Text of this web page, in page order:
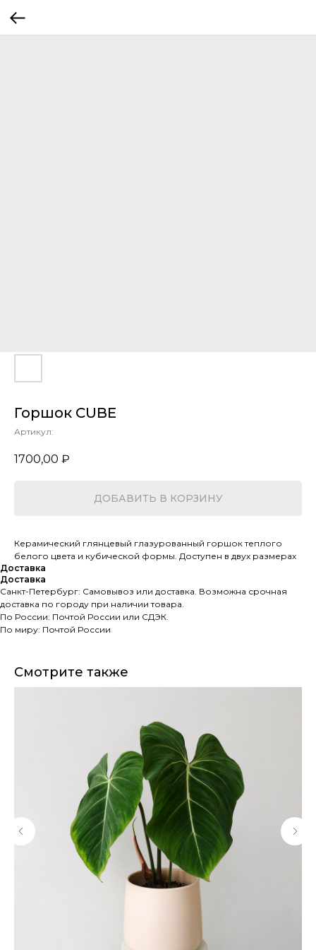
Горшок CUBE
Артикул:
1700,00 ₽
ДОБАВИТЬ В КОРЗИНУ
Керамический глянцевый глазурованный горшок теплого
белого цвета и кубической формы. Доступен в двух размерах
Доставка
Доставка
Санкт-Петербург: Самовывоз или доставка. Возможна срочная
доставка по городу при наличии товара.
По России: Почтой России или СДЭК.
По миру: Почтой России
Смотрите также